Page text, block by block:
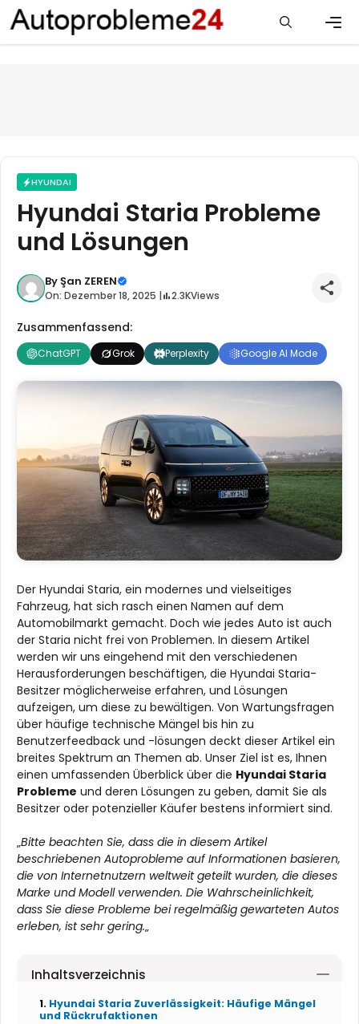
Zum
Inhalt
springen
HYUNDAI
Hyundai Staria Probleme
und Lösungen
ByŞan ZEREN
On: Dezember 18, 2025 | 2.3KViews
Zusammenfassend:
ChatGPT Grok Perplexity Google AI Mode
Der Hyundai Staria, ein modernes und vielseitiges
Fahrzeug, hat sich rasch einen Namen auf dem
Automobilmarkt gemacht. Doch wie jedes Auto ist auch
der Staria nicht frei von Problemen. In diesem Artikel
werden wir uns eingehend mit den verschiedenen
Herausforderungen beschäftigen, die Hyundai Staria-
Besitzer möglicherweise erfahren, und Lösungen
aufzeigen, um diese zu bewältigen. Von Wartungsfragen
über häufige technische Mängel bis hin zu
Benutzerfeedback und -lösungen deckt dieser Artikel ein
breites Spektrum an Themen ab. Unser Ziel ist es, Ihnen
einen umfassenden Überblick über die Hyundai Staria
Probleme und deren Lösungen zu geben, damit Sie als
Besitzer oder potenzieller Käufer bestens informiert sind.
„Bitte beachten Sie, dass die in diesem Artikel
beschriebenen Autoprobleme auf Informationen basieren,
die von Internetnutzern weltweit geteilt wurden, die dieses
Marke und Modell verwenden. Die Wahrscheinlichkeit,
dass Sie diese Probleme bei regelmäßig gewarteten Autos
erleben, ist sehr gering.„
Inhaltsverzeichnis
Hyundai Staria Zuverlässigkeit: Häufige Mängel
und Rückrufaktionen